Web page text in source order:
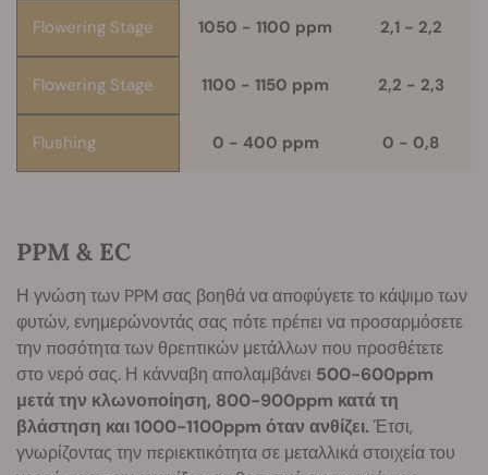
Flowering Stage 1050 - 1100 ppm 2,1 - 2,2
Flowering Stage 1100 - 1150 ppm 2,2 - 2,3
Flushing 0 - 400 ppm 0 - 0,8
PPM & EC
Η γνώση των PPM σας βοηθά να αποφύγετε το κάψιμο των
φυτών, ενημερώνοντάς σας πότε πρέπει να προσαρμόσετε
την ποσότητα των θρεπτικών μετάλλων που προσθέτετε
στο νερό σας. Η κάνναβη απολαμβάνει 500-600ppm
μετά την κλωνοποίηση, 800-900ppm κατά τη
βλάστηση και 1000-1100ppm όταν ανθίζει. Έτσι,
γνωρίζοντας την περιεκτικότητα σε μεταλλικά στοιχεία του